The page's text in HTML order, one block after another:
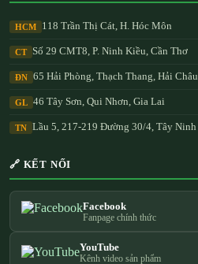
HCM 118 Trần Thị Cát, H. Hóc Môn
CT Số 29 CMT8, P. Ninh Kiều, Cần Thơ
ĐN 65 Hải Phòng, Thạch Thang, Hải Châu
GL 46 Tây Sơn, Qui Nhơn, Gia Lai
TN Lầu 5, 217-219 Đường 30/4, Tây Ninh
🔗 KẾT NỐI
Facebook
Fanpage chính thức
YouTube
Kênh video sản phẩm